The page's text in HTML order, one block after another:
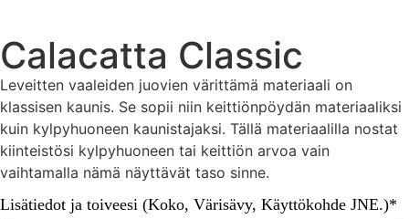
Calacatta Classic
Leveitten vaaleiden juovien värittämä materiaali on
klassisen kaunis. Se sopii niin keittiönpöydän materiaaliksi
kuin kylpyhuoneen kaunistajaksi. Tällä materiaalilla nostat
kiinteistösi kylpyhuoneen tai keittiön arvoa vain
vaihtamalla nämä näyttävät taso sinne.
Lisätiedot ja toiveesi (Koko, Värisävy, Käyttökohde JNE.)*